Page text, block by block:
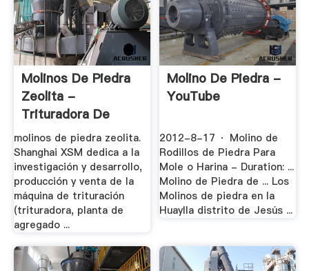
Molinos De Piedra
Zeolita -
Trituradora De
Cono
molinos de piedra zeolita.
Shanghai XSM dedica a la
investigación y desarrollo,
producción y venta de la
máquina de trituración
(trituradora, planta de
agregado ...
Molino De Piedra -
YouTube
2012-8-17 · Molino de
Rodillos de Piedra Para
Mole o Harina - Duration: ...
Molino de Piedra de ... Los
Molinos de piedra en la
Huaylla distrito de Jesús ...